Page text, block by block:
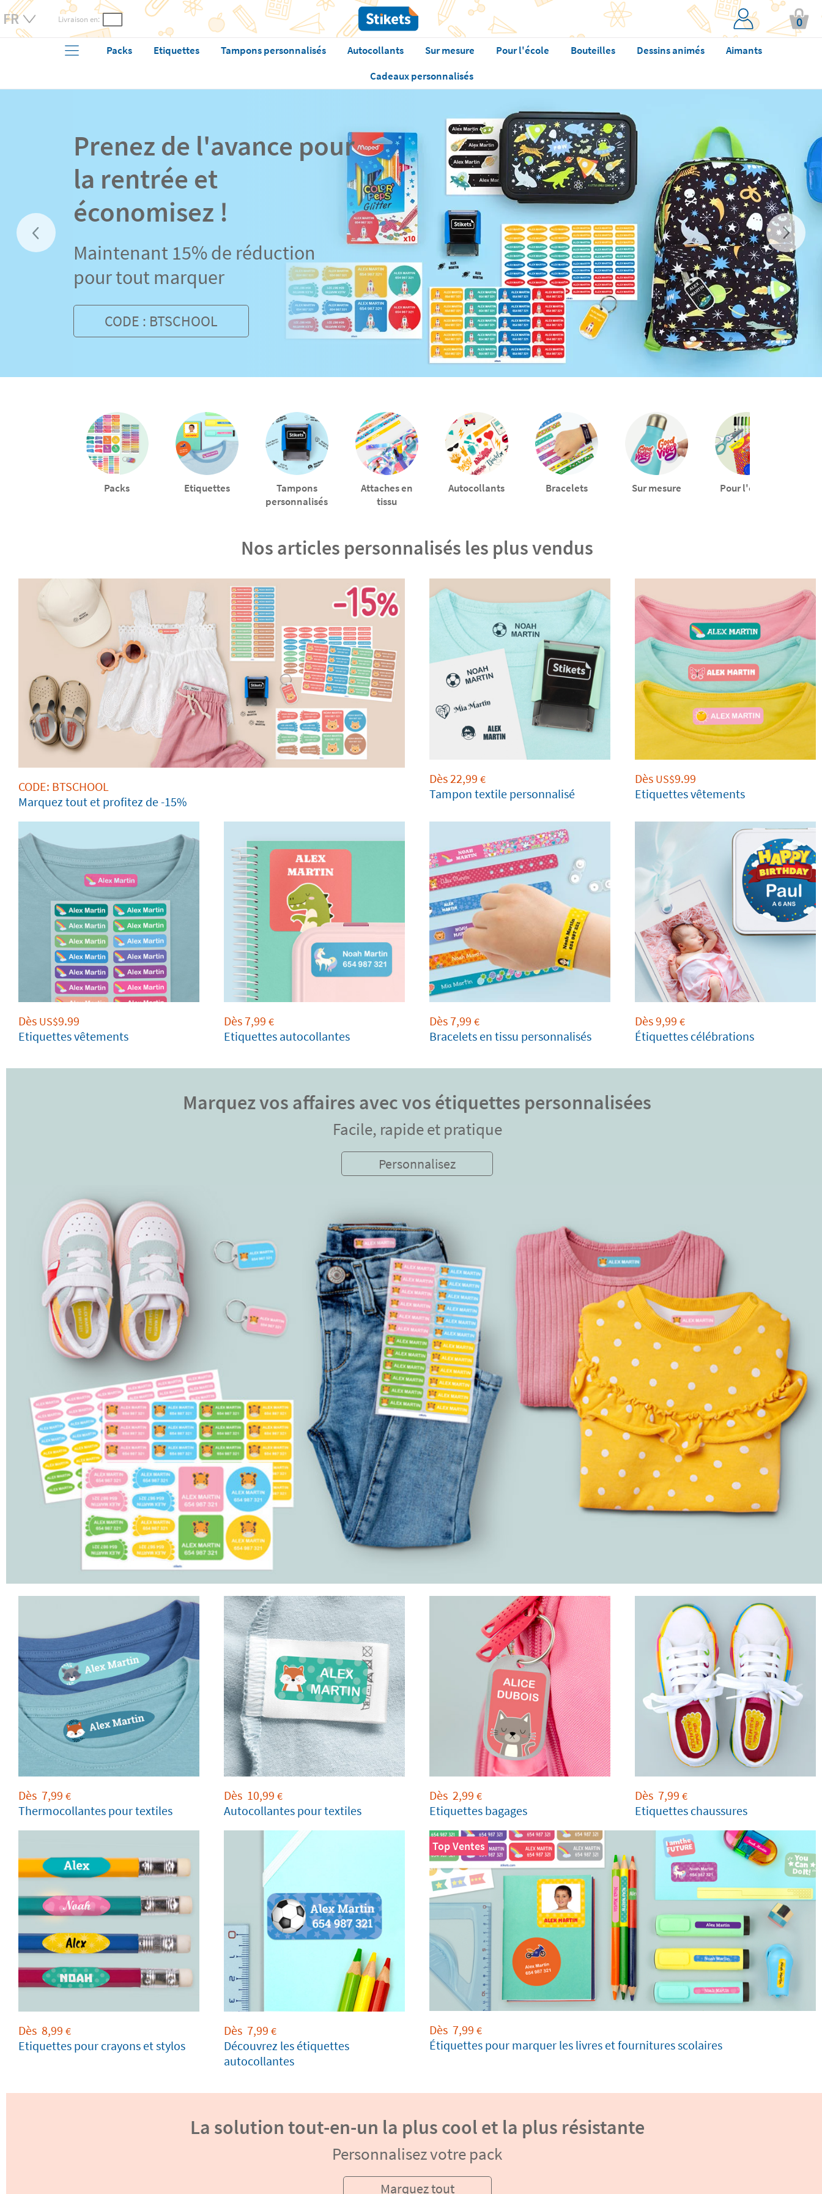
Livraison en: 0
Packs Etiquettes Tampons personnalisés Autocollants Sur mesure Pour l'école Bouteilles Dessins animés
Aimants
Cadeaux personnalisés
Prenez de l'avance pour
la rentrée et
économisez !
Maintenant 15% de réduction
pour tout marquer
CODE : BTSCHOOL
Etiquettes
Tampons
personnalisés
Attaches en
Autocollants Bracelets Sur mesure Pour l'école
Nos articles personnalisés les plus vendus
CODE: BTSCHOOL
Marquez tout et profitez de -15%
Dès 22,99 €
Tampon textile personnalisé
Dès US$9.99
Etiquettes vêtements
Dès US$9.99
Etiquettes vêtements
Dès7,99 €
Etiquettes autocollantes
Dès7,99 €
Bracelets en tissu personnalisés
Dès9,99 €
Étiquettes célébrations
Marquez vos affaires avec vos étiquettes personnalisées
Facile, rapide et pratique
Personnalisez
Dès7,99 €
Thermocollantes pour textiles
Dès 10,99 €
Autocollantes pour textiles
Dès2,99 €
Etiquettes bagages
Dès7,99 €
Etiquettes chaussures
Dès8,99 €
Etiquettes pour crayons et stylos
Dès7,99 €
Découvrez les étiquettes
autocollantes
Top Ventes
Dès7,99 €
Étiquettes pour marquer les livres et fournitures scolaires
La solution tout-en-un la plus cool et la plus résistante
Personnalisez votre pack
Marquez tout